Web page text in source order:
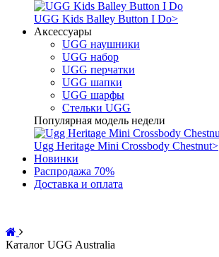
UGG Kids Balley Button I Do>
Аксессуары
UGG наушники
UGG набор
UGG перчатки
UGG шапки
UGG шарфы
Стельки UGG
Популярная модель недели
Ugg Heritage Mini Crossbody Chestnut>
Новинки
Распродажа 70%
Доставка и оплата
Каталог UGG Australia